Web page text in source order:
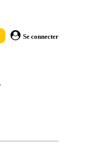
Se connecter